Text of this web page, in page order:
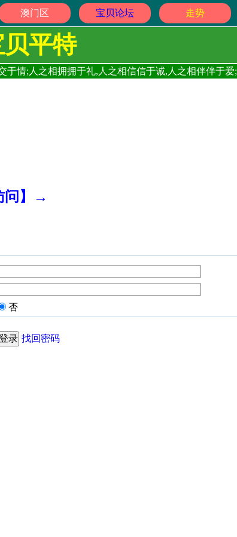
澳门区 宝贝论坛 走势
平特
于情;人之相拥拥于礼,人之相信信于诚,人之相伴伴于爱;
问】→
否
找回密码